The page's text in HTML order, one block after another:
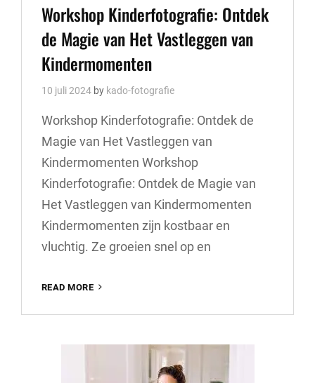
Links
Workshop Kinderfotografie: Ontdek
de Magie van Het Vastleggen van
Kindermomenten
10 juli 2024 by kado-fotografie
Workshop Kinderfotografie: Ontdek de
Magie van Het Vastleggen van
Kindermomenten Workshop
Kinderfotografie: Ontdek de Magie van
Het Vastleggen van Kindermomenten
Kindermomenten zijn kostbaar en
vluchtig. Ze groeien snel op en
READ MORE
ONTDEK
MAGIE